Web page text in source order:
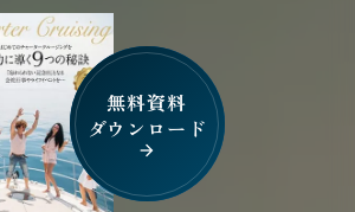
無料資料
ダウンロード
arrow_forward